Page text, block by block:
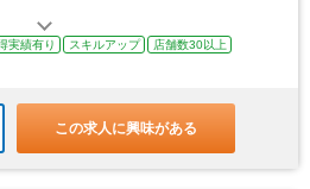
実績有り スキルアップ
店舗数30以上
この求人に興味がある